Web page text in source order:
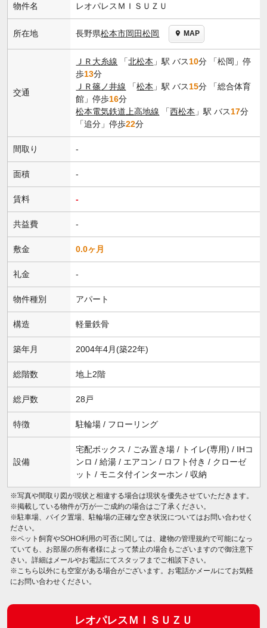
物件名 レオパレスＭＩＳＵＺＵ
所在地 長野県松本市岡田松岡 MAP
交通
ＪＲ大糸線 「北松本 」駅 バス10分 「松岡」停
歩13分
ＪＲ篠ノ井線 「松本 」駅 バス15分 「総合体育
館」停歩16分
松本電気鉄道上高地線 「西松本 」駅 バス17分
「追分」停歩22分
間取り -
面積 -
賃料 -
共益費 -
敷金 0.0ヶ月
礼金 -
物件種別 アパート
構造 軽量鉄骨
築年月 2004年4月(築22年)
総階数 地上2階
総戸数 28戸
特徴 駐輪場 / フローリング
設備
宅配ボックス / ごみ置き場 / トイレ(専用) / IHコ
ンロ / 給湯 / エアコン / ロフト付き / クローゼ
ット / モニタ付インターホン / 収納
※写真や間取り図が現状と相違する場合は現状を優先させていただきます。
※掲載している物件が万が一ご成約の場合はご了承ください。
※駐車場、バイク置場、駐輪場の正確な空き状況についてはお問い合わせく
ださい。
※ペット飼育やSOHO利用の可否に関しては、建物の管理規約で可能になっ
ていても、お部屋の所有者様によって禁止の場合もございますので御注意下
さい。詳細はメールやお電話にてスタッフまでご相談下さい。
※こちら以外にも空室がある場合がございます。お電話かメールにてお気軽
にお問い合わせください。
レオパレスＭＩＳＵＺＵ